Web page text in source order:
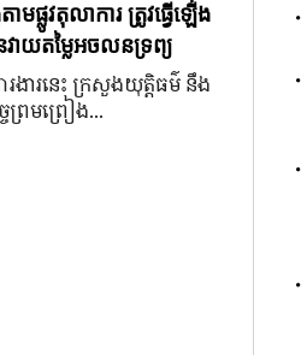
ផ្លូវតុលាការ ត្រូវធ្វើឡើង
យតម្លៃអចលនទ្រព្យ
ារងារនេះ ក្រសួងយុត្តិធម៌ នឹង
ព្រមព្រៀង...